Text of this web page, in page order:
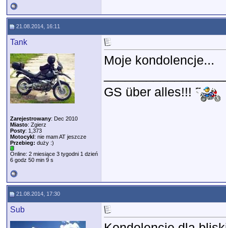
21.08.2014, 16:11
Tank
Zarejestrowany: Dec 2010
Miasto: Zgierz
Posty: 1,373
Motocykl: nie mam AT jeszcze
Przebieg: duży :)
Online: 2 miesiące 3 tygodni 1 dzień
6 godz 50 min 9 s
Moje kondolencje...
GS über alles!!!
21.08.2014, 17:30
Sub